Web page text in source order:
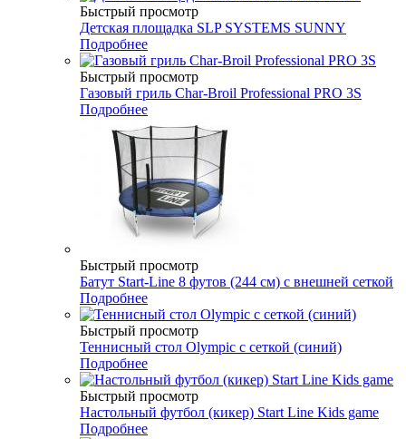
Быстрый просмотр
Детская площадка SLP SYSTEMS SUNNY
Подробнее
Быстрый просмотр
Газовый гриль Char-Broil Professional PRO 3S
Подробнее
Быстрый просмотр
Батут Start-Line 8 футов (244 см) с внешней сеткой
Подробнее
Быстрый просмотр
Теннисный стол Olympic с сеткой (синий)
Подробнее
Быстрый просмотр
Настольный футбол (кикер) Start Line Kids game
Подробнее